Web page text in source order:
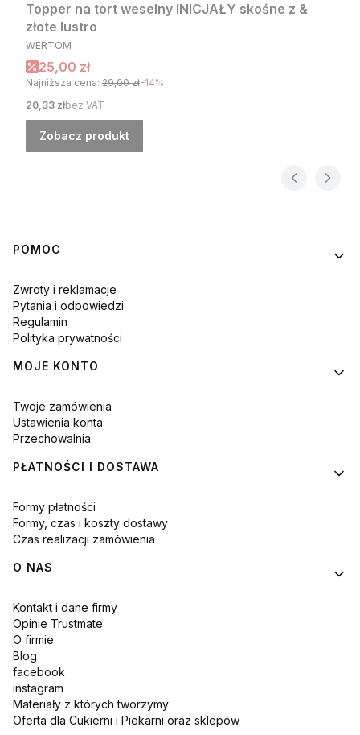
Topper na tort weselny INICJAŁY skośne z &
złote lustro
PRODUCENT
WERTOM
Cena promocyjna
25,00 zł
Najniższa cena: 29,00 zł-14%
Cena
20,33 złbez VAT
Zobacz produkt
Linki w stopce
POMOC
Zwroty i reklamacje
Pytania i odpowiedzi
Regulamin
Polityka prywatności
MOJE KONTO
Twoje zamówienia
Ustawienia konta
Przechowalnia
PŁATNOŚCI I DOSTAWA
Formy płatności
Formy, czas i koszty dostawy
Czas realizacji zamówienia
O NAS
Kontakt i dane firmy
Opinie Trustmate
O firmie
Blog
facebook
instagram
Materiały z których tworzymy
Oferta dla Cukierni i Piekarni oraz sklepów